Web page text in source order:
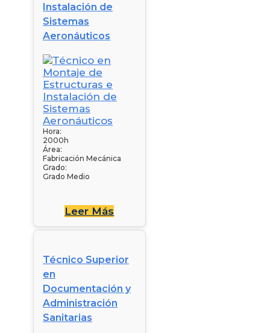
Instalación de
Sistemas
Aeronáuticos
Hora:
2000h
Área:
Fabricación Mecánica
Grado:
Grado Medio
Leer Más
Técnico Superior
en
Documentación y
Administración
Sanitarias